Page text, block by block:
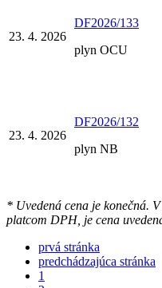
23. 4. 2026
DF2026/133
plyn OCU
23. 4. 2026
DF2026/132
plyn NB
* Uvedená cena je konečná.
platcom DPH, je cena
prvá stránka
predchádzajúca stránka
1